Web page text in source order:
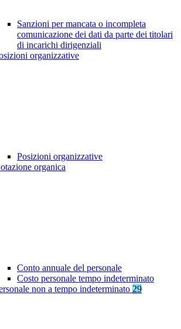
Sanzioni per mancata o incompleta
comunicazione dei dati da parte dei titolari
di incarichi dirigenziali
organizzative
Posizioni organizzative
organica
Conto annuale del personale
Costo personale tempo indeterminato
non a tempo indeterminato 29